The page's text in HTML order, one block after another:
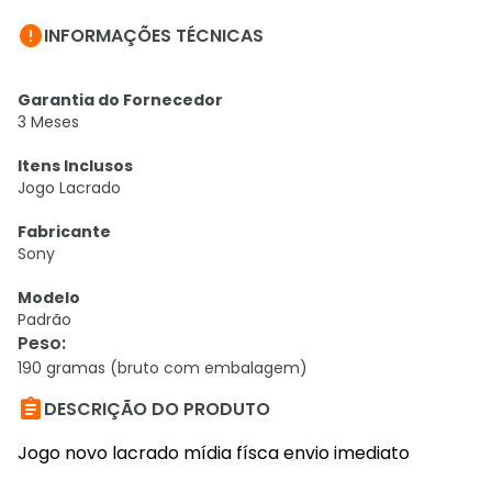
INFORMAÇÕES TÉCNICAS
Garantia do Fornecedor
3 Meses
Itens Inclusos
Jogo Lacrado
Fabricante
Sony
Modelo
Padrão
Peso:
190 gramas (bruto com embalagem)
DESCRIÇÃO DO PRODUTO
Jogo novo lacrado mídia físca envio imediato